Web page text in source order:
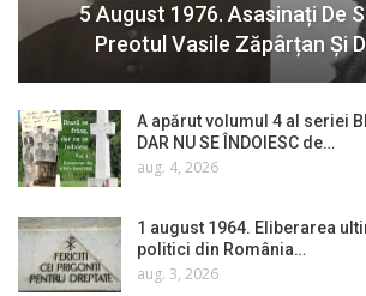
5 August 1976. Asasinați De
Preotul Vasile Zăpârțan Și
A apărut volumul 4 al seriei
DAR NU SE ÎNDOIESC de…
aug. 4, 2026
1 august 1964. Eliberarea
politici din România…
aug. 3, 2026